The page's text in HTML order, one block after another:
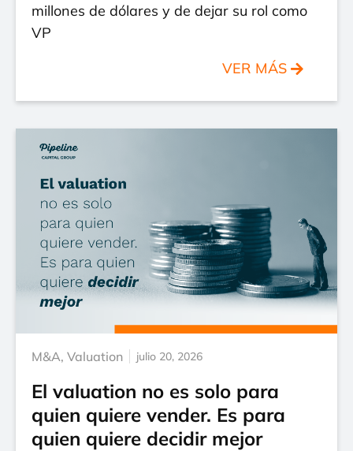
millones de dólares y de dejar su rol como
VP
VER MÁS
M&A, Valuation julio 20, 2026
El valuation no es solo para
quien quiere vender. Es para
quien quiere decidir mejor